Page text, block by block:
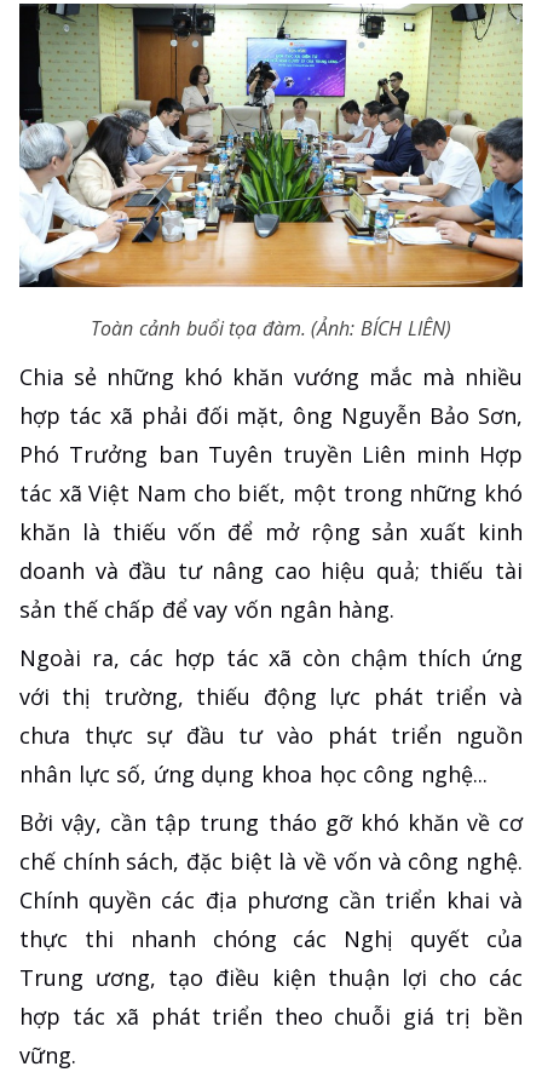
Toàn cảnh buổi tọa đàm. (Ảnh: BÍCH LIÊN)
Chia sẻ những khó khăn vướng mắc mà nhiều
hợp tác xã phải đối mặt, ông Nguyễn Bảo Sơn,
Phó Trưởng ban Tuyên truyền Liên minh Hợp
tác xã Việt Nam cho biết, một trong những khó
khăn là thiếu vốn để mở rộng sản xuất kinh
doanh và đầu tư nâng cao hiệu quả; thiếu tài
sản thế chấp để vay vốn ngân hàng.
Ngoài ra, các hợp tác xã còn chậm thích ứng
với thị trường, thiếu động lực phát triển và
chưa thực sự đầu tư vào phát triển nguồn
nhân lực số, ứng dụng khoa học công nghệ...
Bởi vậy, cần tập trung tháo gỡ khó khăn về cơ
chế chính sách, đặc biệt là về vốn và công nghệ.
Chính quyền các địa phương cần triển khai và
thực thi nhanh chóng các Nghị quyết của
Trung ương, tạo điều kiện thuận lợi cho các
hợp tác xã phát triển theo chuỗi giá trị bền
vững.